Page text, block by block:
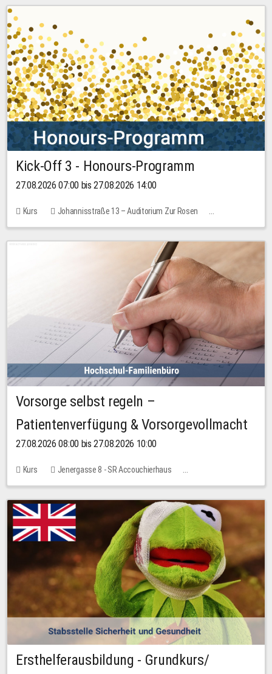
Kick-Off 3 - Honours-Programm
27.08.2026 07:00 bis 27.08.2026 14:00
Kurs
Johannisstraße 13 – Auditorium Zur Rosen
11 Plätze
Vorsorge selbst regeln –
Patientenverfügung & Vorsorgevollmacht
27.08.2026 08:00 bis 27.08.2026 10:00
Kurs
Jenergasse 8 - SR Accouchierhaus
Keine freien Plätze
Ersthelferausbildung - Grundkurs/